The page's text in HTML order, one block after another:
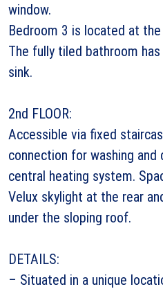
window.
Bedroom 3 is located at
The fully tiled bathroom
sink.
2nd FLOOR:
Accessible via fixed
connection for washing and
central heating system.
Velux skylight at the rear
under the sloping roof.
DETAILS:
– Situated in a unique